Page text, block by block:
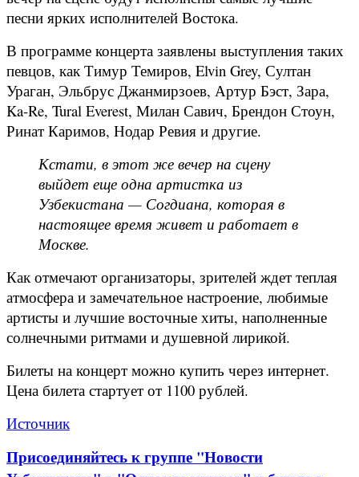
песни ярких исполнителей Востока.
В программе концерта заявлены выступления таких
певцов, как Тимур Темиров, Elvin Grey, Султан
Ураган, Эльбрус Джанмирзоев, Артур Бэст, Зара,
Ka-Re, Tural Everest, Милан Савич, Брендон Стоун,
Ринат Каримов, Нодар Ревия и другие.
Кстати, в этот же вечер на сцену
выйдет еще одна артистка из
Узбекистана — Согдиана, которая в
настоящее время живет и работает в
Москве.
Как отмечают организаторы, зрителей ждет теплая
атмосфера и замечательное настроение, любимые
артисты и лучшие восточные хиты, наполненные
солнечными ритмами и душевной лирикой.
Билеты на концерт можно купить через интернет.
Цена билета стартует от 1100 рублей.
Источник
Присоединяйтесь к группе "Новости